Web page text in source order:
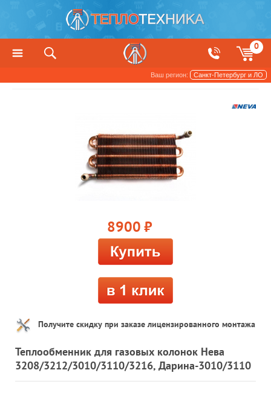
0
Ваш регион: Санкт-Петербург и ЛО
8900 руб.
Получите скидку при заказе лицензированного монтажа
Теплообменник для газовых колонок Нева
3208/3212/3010/3110/3216, Дарина-3010/3110